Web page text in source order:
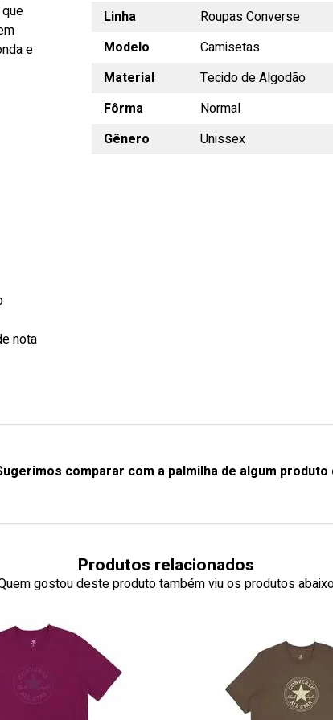
e
nota
Linha
Roupas Converse
Modelo
Camisetas
Material
Tecido de Algodão
Fôrma
Normal
Gênero
Unissex
comparar com a palmilha de algum
Produtos relacionados
gostou deste produto também viu os produtos